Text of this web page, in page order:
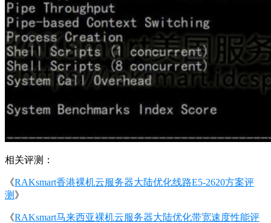
相关评测：
《RAKsmart香港裸机云服务器大陆优化线路E5-2620方案评
测 》
《RAKsmart马来西亚裸机云服务器大陆优化带宽速度性能评